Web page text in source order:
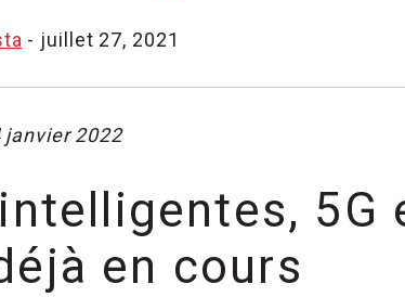
- juillet 27, 2021
janvier 2022
5G
en cours